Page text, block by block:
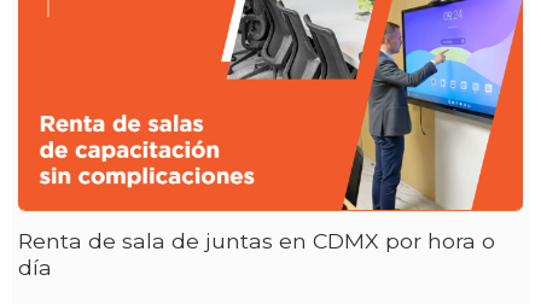
Renta de sala de juntas en CDMX por hora o
día